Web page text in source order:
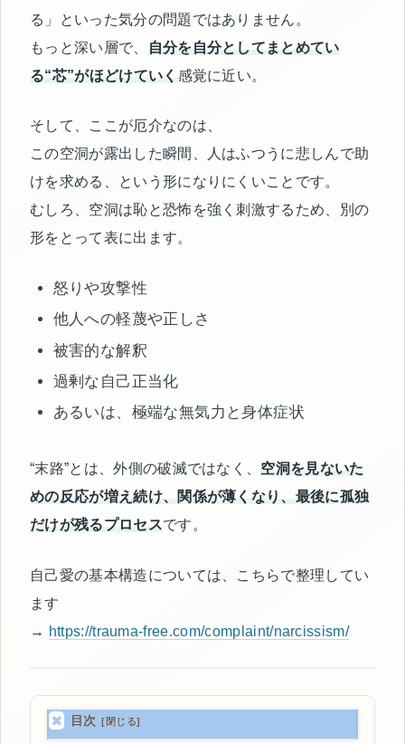
る」といった気分の問題ではありません。
もっと深い層で、
自分を自分としてまとめてい
る“芯”がほどけていく 感覚に近い。
そして、ここが厄介なのは、
この空洞が露出した瞬間、人はふつうに悲しんで助
けを求める、という形になりにくいことです。
むしろ、空洞は恥と恐怖を強く刺激するため、別の
形をとって表に出ます。
怒りや攻撃性
他人への軽蔑や正しさ
被害的な解釈
過剰な自己正当化
あるいは、極端な無気力と身体症状
“末路”とは、外側の破滅ではなく、 空洞を見ないた
めの反応が増え続け、関係が薄くなり、最後に孤独
だけが残るプロセスです。
自己愛の基本構造については、こちらで整理してい
ます
→ https://trauma-free.com/complaint/narcissism/
目次